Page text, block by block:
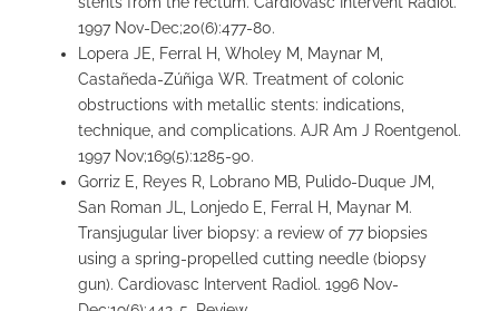
1997 Nov-Dec;20(6):477-80.
Lopera JE, Ferral H, Wholey M, Maynar M,
Castañeda-Zúñiga WR. Treatment of colonic
obstructions with metallic stents: indications,
technique, and complications. AJR Am J Roentgenol.
1997 Nov;169(5):1285-90.
Gorriz E, Reyes R, Lobrano MB, Pulido-Duque JM,
San Roman JL, Lonjedo E, Ferral H, Maynar M.
Transjugular liver biopsy: a review of 77 biopsies
using a spring-propelled cutting needle (biopsy
gun). Cardiovasc Intervent Radiol. 1996 Nov-